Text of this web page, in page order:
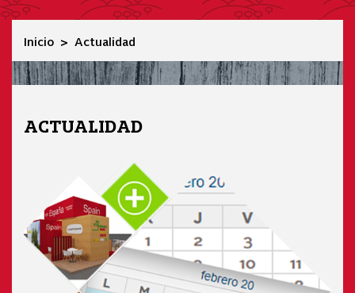
Inicio Actualidad
ACTUALIDAD